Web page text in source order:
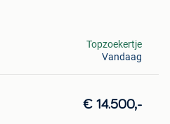
Topzoekertje
Vandaag
€ 14.500,-